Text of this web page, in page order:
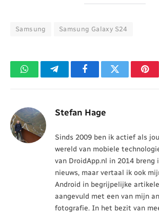
Samsung Samsung Galaxy S24
WhatsAppTelegramFacebookTwitter
Stefan Hage
Sinds 2009 ben ik actief als
wereld van mobiele
van DroidApp.nl in 2014 breng
nieuws, maar vertaal ik ook
Android in begrijpelijke
aangevuld met een van mijn
fotografie. In het bezit van